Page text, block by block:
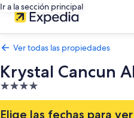
Ir a la sección principal
Ver todas las propiedades
Krystal Cancun
Propiedad
de
4.0
Elige las fechas para